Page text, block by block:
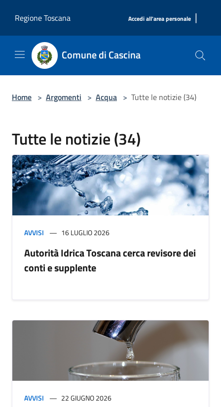
Regione Toscana
Accedi all'area personale |
Comune di Cascina
Home > Argomenti > Acqua > Tutte le notizie (34)
Tutte le notizie (34)
AVVISI 16 LUGLIO 2026
Autorità Idrica Toscana cerca revisore dei
conti e supplente
AVVISI 22 GIUGNO 2026